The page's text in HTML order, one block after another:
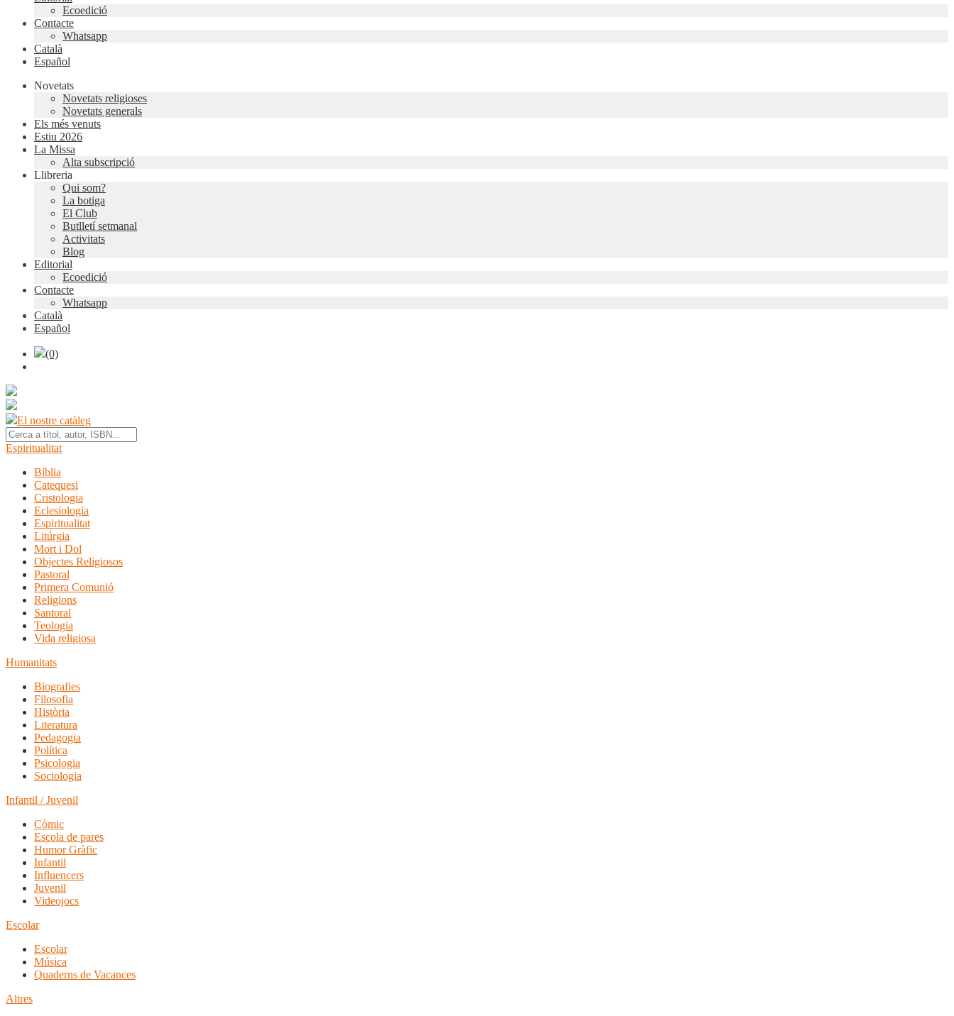
Ecoedició
Contacte
Whatsapp
Català
Español
Novetats
Novetats religioses
Novetats generals
Els més venuts
Estiu 2026
La Missa
Alta subscripció
Llibreria
Qui som?
La botiga
El Club
Butlletí setmanal
Activitats
Blog
Editorial
Ecoedició
Contacte
Whatsapp
Català
Español
(0)
El nostre catàleg
Espiritualitat
Bíblia
Catequesi
Cristologia
Eclesiologia
Espiritualitat
Litúrgia
Mort i Dol
Objectes Religiosos
Pastoral
Primera Comunió
Religions
Santoral
Teologia
Vida religiosa
Humanitats
Biografies
Filosofia
Història
Literatura
Pedagogia
Política
Psicologia
Sociologia
Infantil / Juvenil
Còmic
Escola de pares
Humor Gràfic
Infantil
Influencers
Juvenil
Videojocs
Escolar
Escolar
Música
Quaderns de Vacances
Altres